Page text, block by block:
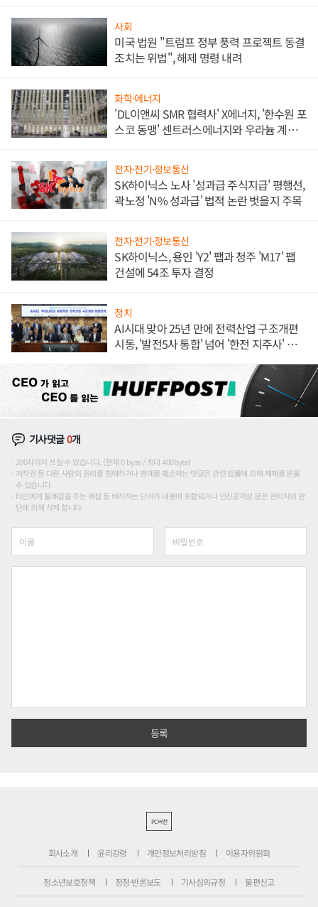
사회
미국 법원 "트럼프 정부 풍력 프로젝트 동결
조치는 위법", 해제 명령 내려
화학·에너지
'DL이앤씨 SMR 협력사' X에너지, '한수원 포
스코 동맹' 센트러스에너지와 우라늄 계약
전자·전기·정보통신
SK하이닉스 노사 '성과급 주식지급' 평행선,
곽노정 'N% 성과급' 법적 논란 벗을지 주목
전자·전기·정보통신
SK하이닉스, 용인 'Y2' 팹과 청주 'M17' 팹
건설에 54조 투자 결정
정치
AI시대 맞아 25년 만에 전력산업 구조개편
시동, '발전5사 통합' 넘어 '한전 지주사' 재편
기사댓글0개
200자까지 쓰실 수 있습니다. (현재 0 byte / 최대 400byte)
저작권 등 다른 사람의 권리를 침해하거나 명예를 훼손하는 댓글은 관련 법률에 의해 제재를 받을
수 있습니다.
타인에게 불쾌감을 주는 욕설 등 비하하는 단어가 내용에 포함되거나 인신공격성 글은 관리자의 판
단에 의해 삭제 합니다.
PC버전
회사소개 윤리강령 개인정보처리방침 이용자위원회
청소년보호정책 정정·반론보도 기사심의규정 불편신고